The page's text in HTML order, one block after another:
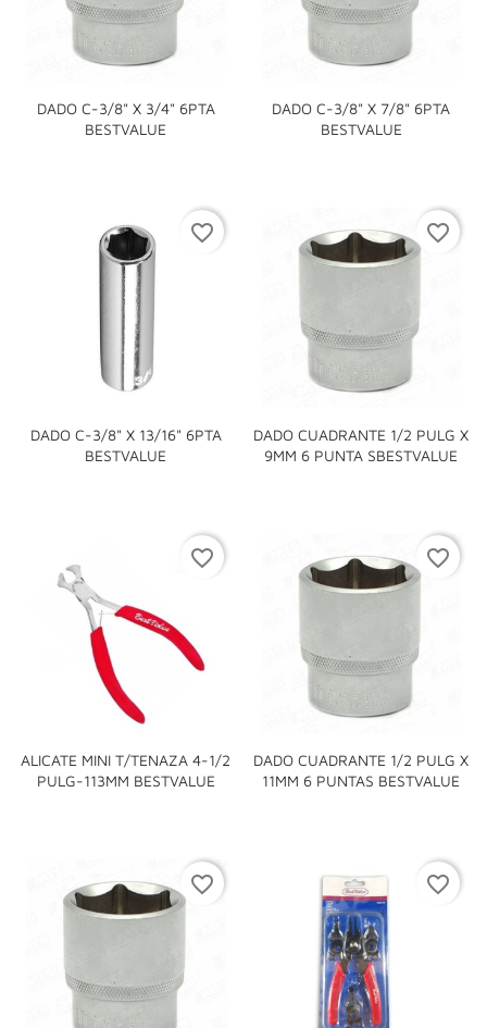
DADO C-3/8" X 3/4" 6PTA
BESTVALUE
DADO C-3/8" X 7/8" 6PTA
BESTVALUE
DADO C-3/8" X 13/16" 6PTA
BESTVALUE
favorite_border
DADO CUADRANTE 1/2 PULG X
9MM 6 PUNTA SBESTVALUE
favorite_border
ALICATE MINI T/TENAZA 4-1/2
PULG-113MM BESTVALUE
favorite_border
DADO CUADRANTE 1/2 PULG X
11MM 6 PUNTAS BESTVALUE
favorite_border
favorite_border favorite_border